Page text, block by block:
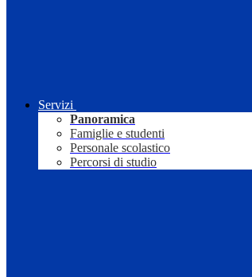
Servizi
Panoramica
Famiglie e studenti
Personale scolastico
Percorsi di studio